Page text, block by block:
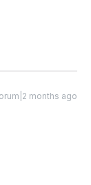
months ago